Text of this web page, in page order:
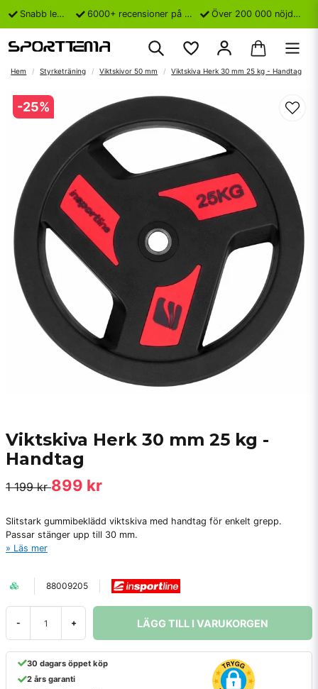
Snabb leverans 6000+ recensioner på Trustpilot Över 200 000 nöjda kunder
Hem Styrketräning Viktskivor 50 mm Viktskiva Herk 30 mm 25 kg - Handtag
-25%
Viktskiva Herk 30 mm 25 kg -
Handtag
1 199 kr899 kr
Slitstark gummibeklädd viktskiva med handtag för enkelt grepp.
Passar stänger upp till 30 mm.
Läs mer
88009205
- + LÄGG TILL I VARUKORGEN
30 dagars öppet köp
2 års garanti